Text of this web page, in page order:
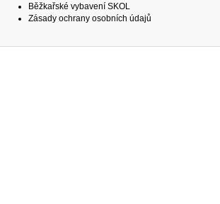
Běžkařské vybavení SKOL
Zásady ochrany osobních údajů